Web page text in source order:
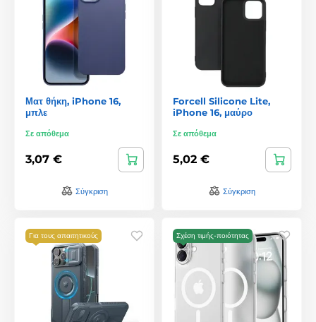
Ματ θήκη, iPhone 16,
μπλε
Σε απόθεμα
3,07 €
Σύγκριση
Forcell Silicone Lite,
iPhone 16, μαύρο
Σε απόθεμα
5,02 €
Σύγκριση
Για τους απαιτητικούς Σχέση τιμής-ποιότητας